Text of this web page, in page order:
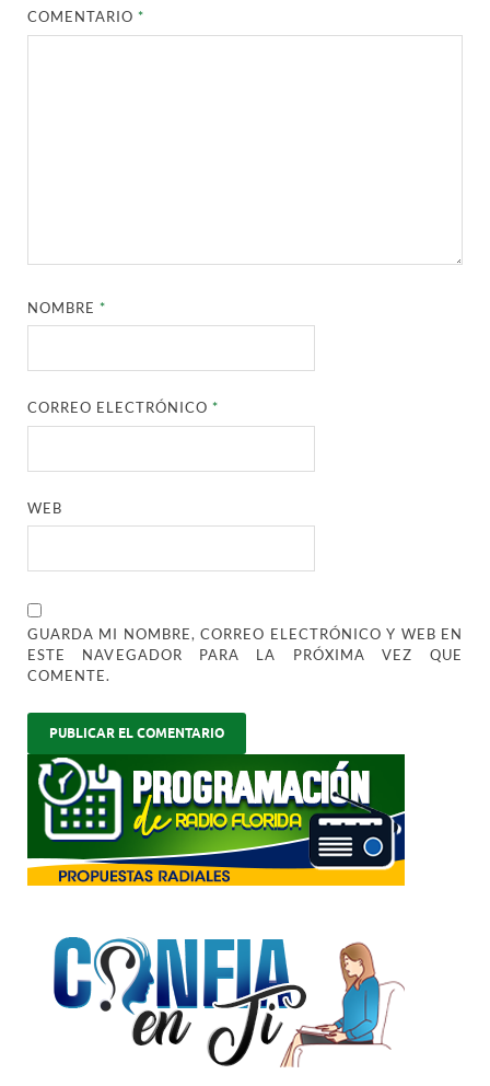
COMENTARIO*
NOMBRE*
CORREO ELECTRÓNICO*
WEB
GUARDA MI NOMBRE, CORREO ELECTRÓNICO Y WEB EN
ESTE NAVEGADOR PARA LA PRÓXIMA VEZ QUE
COMENTE.